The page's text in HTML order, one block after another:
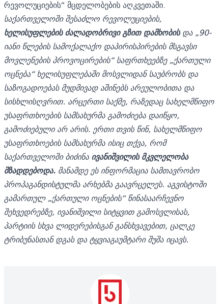
რევოლუციების“ მცდელობების აღკვეთაში.
საქართველოში შესაძლო რევოლუციების,
ხელისუფლების ძალადობრივი გზით დამხობისდა „90-
იანი წლების სამოქალაქო დაპირისპირების მსგავსი
მოვლენების პროვოცირების“ საფრთხეებზე „ქართული
ოცნება“ ხელისუფლებაში მოსვლიდან საუბრობს და
საზოგადოებას მუდმივად აშინებს არეულობითა და
სისხლისღვრით. არცერთი საქმე, რაზედაც სახელმწიფო
უსაფრთხოების სამსახურმა გამოძიება დაიწყო,
გამოძიებული არ არის. ერთი თვის წინ, სახელმწიფო
უსაფრთხოების სამსახურმა ისიც თქვა, რომ
საქართველოში ბიძინაივანიშვილის მკვლელობა
მზადდებოდა. მანამდე ეს ინფორმაცია სამთავრობო
პროპაგანდისტულმა არხებმა გაავრცელეს. აგვისტოში
გამართულ „ქართული ოცნების“ წინასაარჩევნო
შეხვედრებზე, ივანიშვილი სიტყვით გამოსვლისას,
პარტიის სხვა ლიდერებისგან განსხვავებით, ცალკე
ტრიბუნასთან დგას და ტყვიაგაუმტარი შუშა იცავს.